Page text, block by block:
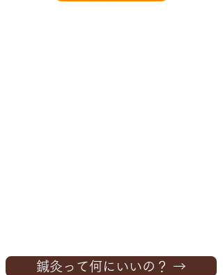
鍼灸って何にいいの？ →